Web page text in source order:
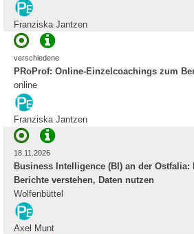
Franziska Jantzen
verschiedene
PRoProf: Online-Einzelcoachings zum
online
Franziska Jantzen
18.11.2026
Business Intelligence (BI) an der Ostfalia:
Berichte verstehen, Daten nutzen
Wolfenbüttel
Axel Munt